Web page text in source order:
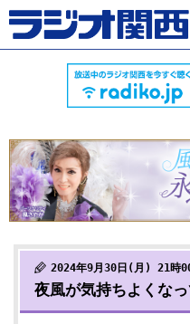
2024年9月30日(月) 21時
夜風が気持ちよくな